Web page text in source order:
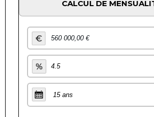
CALCUL DE